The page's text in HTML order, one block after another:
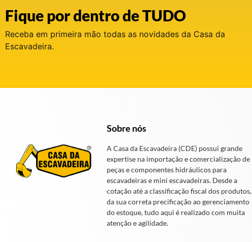
Fique por dentro de TUDO
Receba em primeira mão todas as novidades da Casa da
Escavadeira.
Sobre nós
A Casa da Escavadeira (CDE) possui grande
expertise na importação e comercialização de
peças e componentes hidráulicos para
escavadeiras e mini escavadeiras. Desde a
cotação até a classificação fiscal dos produtos,
da sua correta precificação ao gerenciamento
do estoque, tudo aqui é realizado com muita
atenção e agilidade.